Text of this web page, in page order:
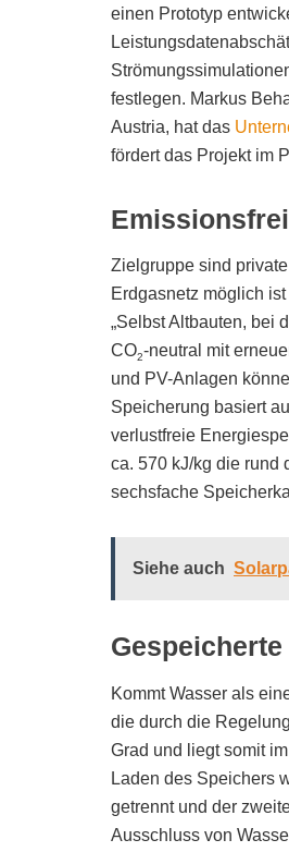
einen Prototyp
festlegen. Markus
Austria, hat das
fördert das Projekt im
Zielgruppe sind
Erdgasnetz möglich
„Selbst Altbauten, bei
CO2-neutral mit
und PV-Anlagen
Speicherung basiert
verlustfreie
ca. 570 kJ/kg die rund
sechsfache
Siehe auch
Kommt Wasser als
die durch die
Grad und liegt somit
Laden des Speichers
getrennt und der
Ausschluss von